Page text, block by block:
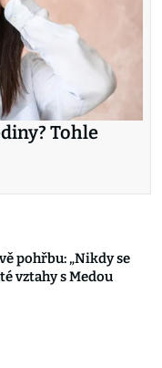
Tohle
pohřbu: „Nikdy se
vztahy s Medou